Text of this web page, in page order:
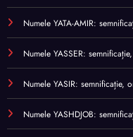
Numele YATA-AMIR:
Numele YASSER:
Numele YASIR: semnificație,
Numele YASHDJOB: